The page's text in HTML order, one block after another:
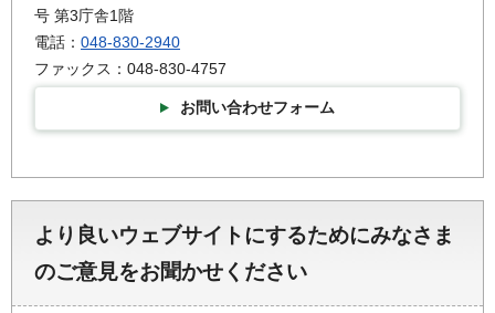
号 第3庁舎1階
電話： 048-830-2940
ファックス：048-830-4757
お問い合わせフォーム
より良いウェブサイトにするためにみなさま
のご意見をお聞かせください